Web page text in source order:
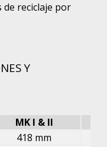
de reciclaje por
Y
MK I & II
418 mm